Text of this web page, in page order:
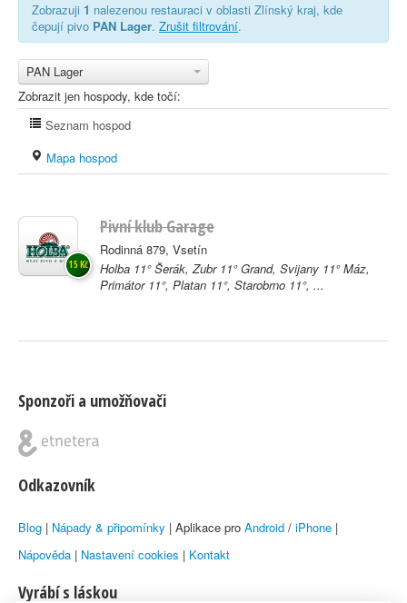
Zobrazuji 1 nalezenou restauraci v oblasti Zlínský kraj, kde
čepují pivo PAN Lager. Zrušit filtrování.
PAN Lager
Zobrazit jen hospody, kde točí:
Seznam hospod
Mapa hospod
Pivní klub Garage
Rodinná 879, Vsetín
Holba 11° Šerák, Zubr 11° Grand, Svijany 11° Máz,
Primátor 11°, Platan 11°, Starobrno 11°, ...
15 Kč
Sponzoři a umožňovači
Odkazovník
Blog | Nápady & připomínky | Aplikace pro Android / iPhone |
Nápověda | Nastavení cookies | Kontakt
Vyrábí s láskou